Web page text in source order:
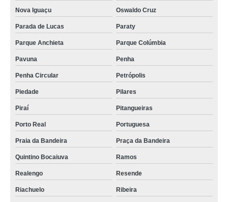
Nova Iguaçu Oswaldo Cruz
Parada de Lucas Paraty
Parque Anchieta Parque Colúmbia
Pavuna Penha
Penha Circular Petrópolis
Piedade Pilares
Piraí Pitangueiras
Porto Real Portuguesa
Praia da Bandeira Praça da Bandeira
Quintino Bocaiuva Ramos
Realengo Resende
Riachuelo Ribeira